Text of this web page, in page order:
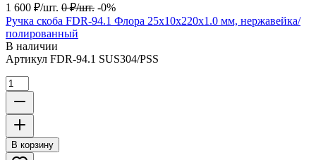
1 600 ₽/шт. 0 ₽/шт. -0%
Ручка скоба FDR-94.1 Флора 25х10х220х1.0 мм, нержавейка/
полированный
В наличии
Артикул FDR-94.1 SUS304/PSS
В корзину